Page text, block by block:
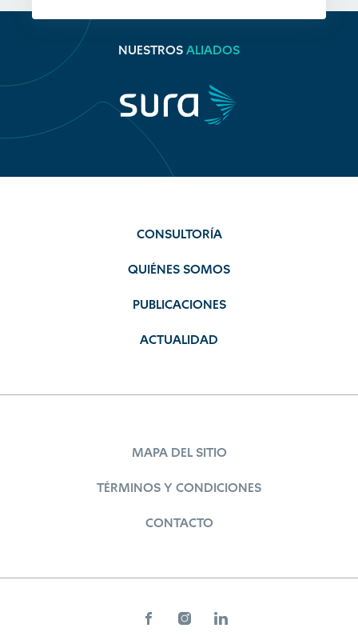
NUESTROS ALIADOS
CONSULTORÍA
QUIÉNES SOMOS
PUBLICACIONES
ACTUALIDAD
MAPA DEL SITIO
TÉRMINOS Y CONDICIONES
CONTACTO